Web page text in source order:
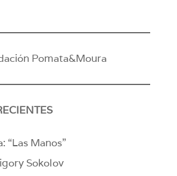
Pomata&Moura
“Las Manos”
Sokolov